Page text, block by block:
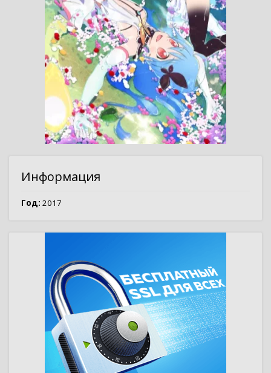
Информация
Год: 2017